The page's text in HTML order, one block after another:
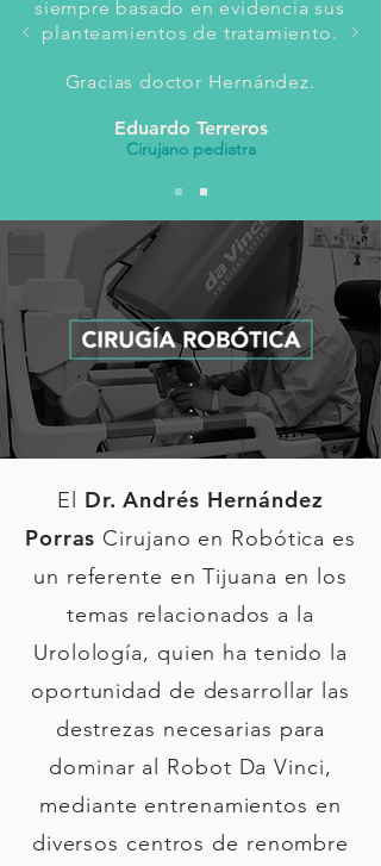
siempre basado en evidencia sus
planteamientos de tratamiento.
Gracias doctor Hernández.
Eduardo Terreros
Cirujano pediatra
El Dr. Andrés Hernández
Porras Cirujano en Robótica es
un referente en Tijuana en los
temas relacionados a la
Urolología, quien ha tenido la
oportunidad de desarrollar las
destrezas necesarias para
dominar al Robot Da Vinci,
mediante entrenamientos en
diversos centros de renombre